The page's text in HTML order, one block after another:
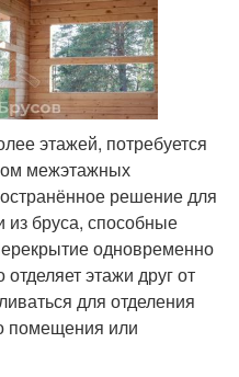
этажей, потребуется
межэтажных
решение для
из бруса, способные
одновременно
этажи друг от
для отделения
помещения или